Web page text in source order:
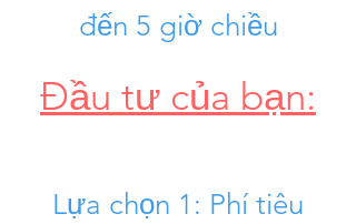
đến 5 giờ chiều
Đầu tư của bạn:
Lựa chọn 1: Phí tiêu